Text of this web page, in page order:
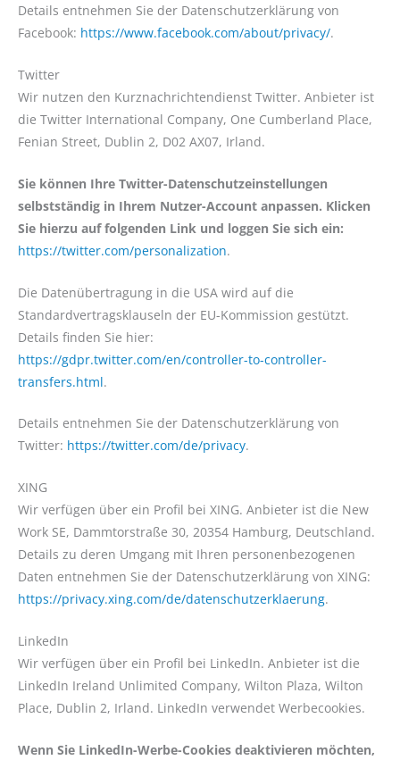
Details entnehmen Sie der Datenschutzerklärung von
Facebook: https://www.facebook.com/about/privacy/.
Twitter
Wir nutzen den Kurznachrichtendienst Twitter. Anbieter ist
die Twitter International Company, One Cumberland Place,
Fenian Street, Dublin 2, D02 AX07, Irland.
Sie können Ihre Twitter-Datenschutzeinstellungen
selbstständig in Ihrem Nutzer-Account anpassen. Klicken
Sie hierzu auf folgenden Link und loggen Sie sich ein:
https://twitter.com/personalization.
Die Datenübertragung in die USA wird auf die
Standardvertragsklauseln der EU-Kommission gestützt.
Details finden Sie hier:
https://gdpr.twitter.com/en/controller-to-controller-
transfers.html.
Details entnehmen Sie der Datenschutzerklärung von
Twitter: https://twitter.com/de/privacy.
XING
Wir verfügen über ein Profil bei XING. Anbieter ist die New
Work SE, Dammtorstraße 30, 20354 Hamburg, Deutschland.
Details zu deren Umgang mit Ihren personenbezogenen
Daten entnehmen Sie der Datenschutzerklärung von XING:
https://privacy.xing.com/de/datenschutzerklaerung.
LinkedIn
Wir verfügen über ein Profil bei LinkedIn. Anbieter ist die
LinkedIn Ireland Unlimited Company, Wilton Plaza, Wilton
Place, Dublin 2, Irland. LinkedIn verwendet Werbecookies.
Wenn Sie LinkedIn-Werbe-Cookies deaktivieren möchten,